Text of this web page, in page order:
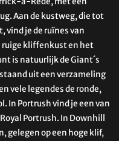
Aan de kustweg, die tot
vind je de ruïnes van
ruige kliffenkust en het
is natuurlijk de Giant´s
uit een verzameling
vele legendes de ronde,
In Portrush vind je een van
Portrush. In Downhill
gelegen op een hoge klif,